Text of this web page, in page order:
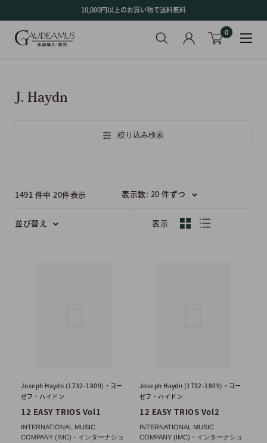
ン
10,000円以上のお買い物で送料無料
0
J. Haydn
絞り込み検索
1491 件中 20件表示 表示数: 20 件ずつ
並び替え 表示
Joseph Haydn (1732-1809)・ヨー
ゼフ・ハイドン
12 EASY TRIOS Vol1
INTERNATIONAL MUSIC
COMPANY (IMC)・インターナショ
Joseph Haydn (1732-1809)・ヨー
ゼフ・ハイドン
12 EASY TRIOS Vol2
INTERNATIONAL MUSIC
COMPANY (IMC)・インターナショ